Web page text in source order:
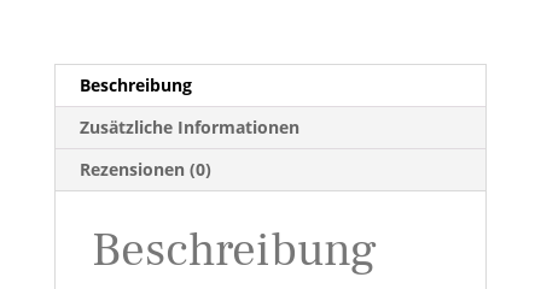
Beschreibung
Zusätzliche Informationen
Rezensionen (0)
Beschreibung